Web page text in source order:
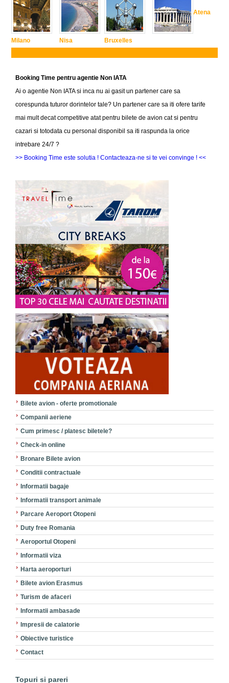
Milano Nisa Bruxelles
Atena
Booking Time pentru agentie Non IATA
Ai o agentie Non IATA si inca nu ai gasit un partener care sa
corespunda tuturor dorintelor tale? Un partener care sa iti ofere tarife
mai mult decat competitive atat pentru bilete de avion cat si pentru
cazari si totodata cu personal disponibil sa iti raspunda la orice
intrebare 24/7 ?
>> Booking Time este solutia ! Contacteaza-ne si te vei convinge ! <<
Bilete avion - oferte promotionale
Companii aeriene
Cum primesc / platesc biletele?
Check-in online
Bronare Bilete avion
Conditii contractuale
Informatii bagaje
Informatii transport animale
Parcare Aeroport Otopeni
Duty free Romania
Aeroportul Otopeni
Informatii viza
Harta aeroporturi
Bilete avion Erasmus
Turism de afaceri
Informatii ambasade
Impresii de calatorie
Obiective turistice
Contact
Topuri si pareri